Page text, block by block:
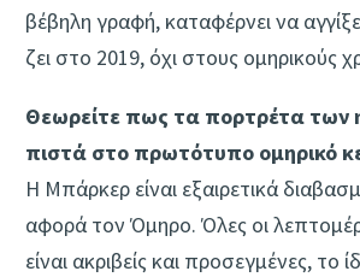
βέβηλη γραφή, καταφέρνει να
ζει στο 2019, όχι στους ομηρικούς
Θεωρείτε πως τα πορτρέτα των
πιστά στο πρωτότυπο ομηρικό
Η Μπάρκερ είναι εξαιρετικά
αφορά τον Όμηρο. Όλες οι
είναι ακριβείς και προσεγμένες, το